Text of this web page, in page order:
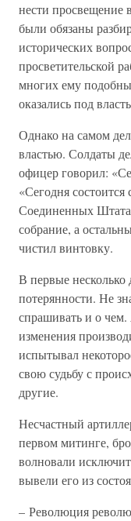
нести просвещение
были обязаны
исторических
просветительской
многих ему
оказались под
Однако на самом
властью. Солдаты
офицер говорил:
«Сегодня
Соединенных
собрание, а
чистил винтовку.
В первые
потерянности. Не
спрашивать и о
изменения
испытывал
свою судьбу с
другие.
Несчастный
первом митинге,
волновали
вывели его из
– Революция